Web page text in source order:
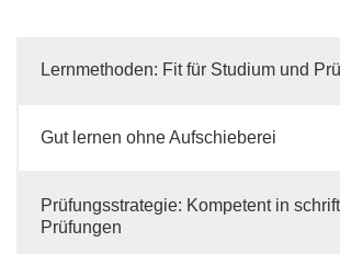
Lernmethoden: Fit für Studium und
Gut lernen ohne Aufschieberei
Prüfungsstrategie: Kompetent in
Prüfungen